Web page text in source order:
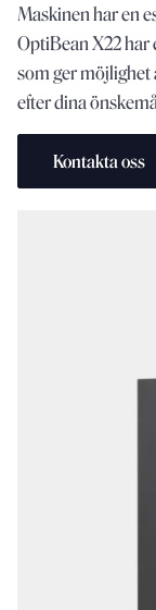
Maskinenharen
OptiBeanX22har
somgermöjlighet
efterdina
Kontakta oss